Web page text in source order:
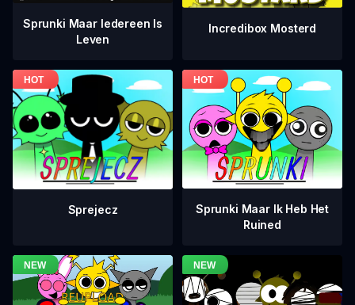
Sprunki Maar Iedereen Is
Leven
Incredibox Mosterd
Sprejecz
Sprunki Maar Ik Heb Het
Ruined